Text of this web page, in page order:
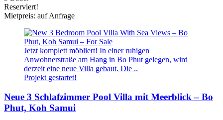
Reserviert!
Mietpreis: auf Anfrage
Jetzt komplett möbliert! In einer ruhigen
Anwohnerstraße am Hang in Bo Phut gelegen, wird
derzeit eine neue Villa gebaut. Die ..
Projekt gestartet!
Neue 3 Schlafzimmer Pool Villa mit Meerblick – Bo
Phut, Koh Samui